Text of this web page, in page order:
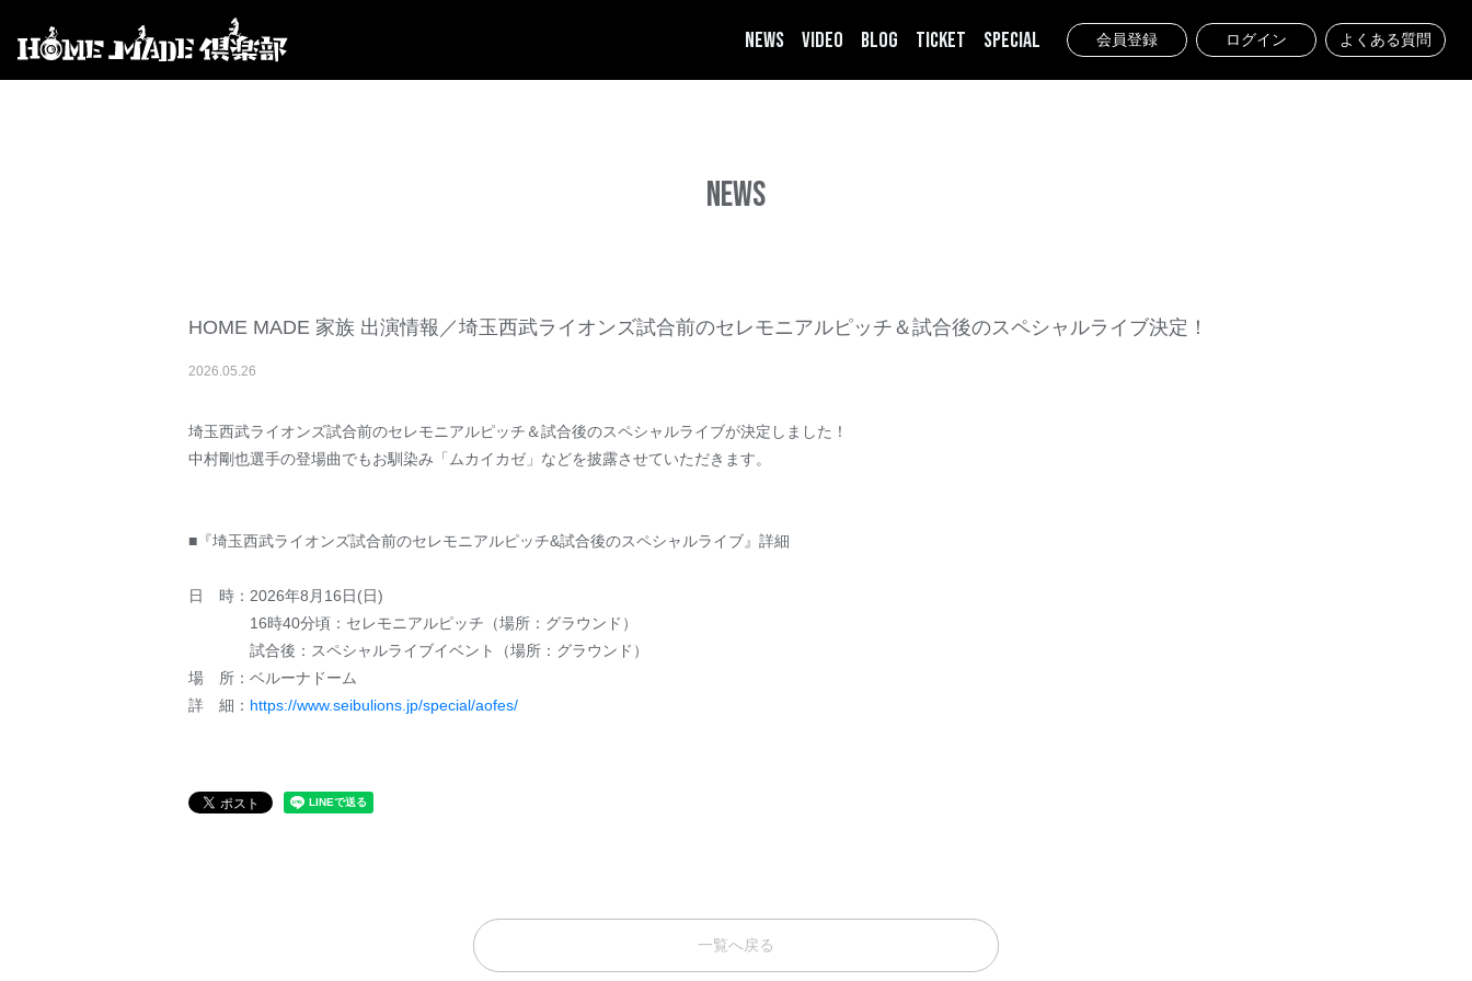
NEWS VIDEO BLOG TICKET SPECIAL 会員登録 ログイン よくある質問
NEWS
HOME MADE 家族 出演情報／埼玉西武ライオンズ試合前のセレモニアルピッチ＆試合後のスペシャルライブ決定！
2026.05.26
埼玉西武ライオンズ試合前のセレモニアルピッチ＆試合後のスペシャルライブが決定しました！
中村剛也選手の登場曲でもお馴染み「ムカイカゼ」などを披露させていただきます。
■『埼玉西武ライオンズ試合前のセレモニアルピッチ&試合後のスペシャルライブ』詳細
日 時：2026年8月16日(日)
16時40分頃：セレモニアルピッチ（場所：グラウンド）
試合後：スペシャルライブイベント（場所：グラウンド）
場 所：ベルーナドーム
詳 細： https://www.seibulions.jp/special/aofes/
一覧へ戻る